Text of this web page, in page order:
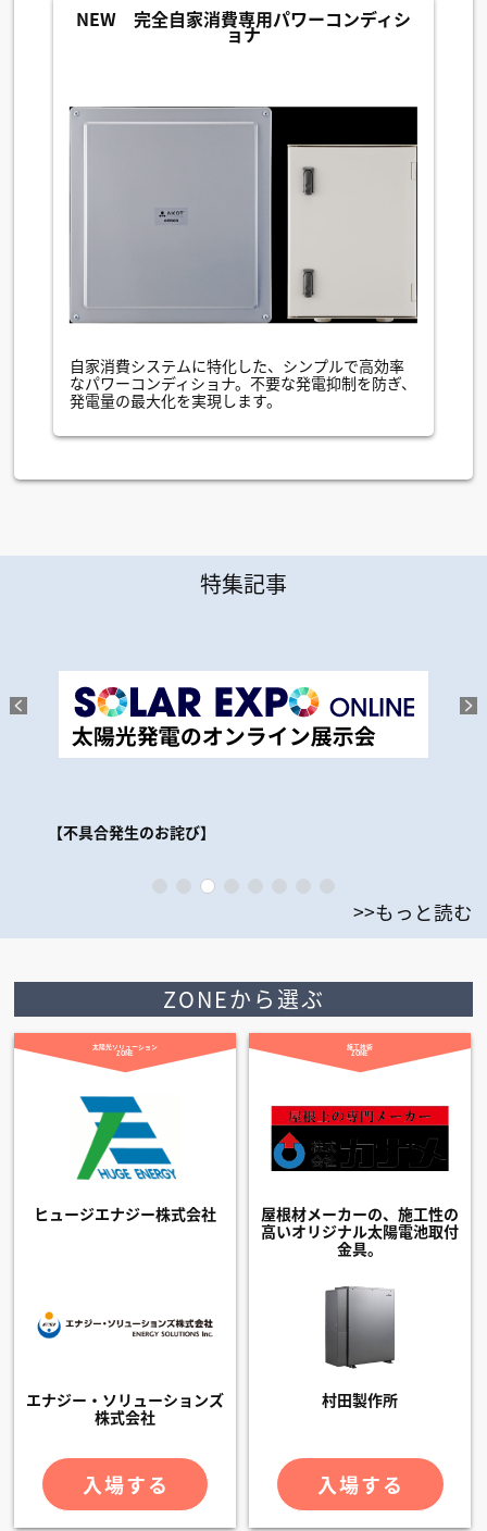
NEW 完全自家消費専用パワーコンディシ
ョナ
自家消費システムに特化した、シンプルで高効率
なパワーコンディショナ。不要な発電抑制を防ぎ、
発電量の最大化を実現します。
特集記事
【不具合発生のお詫び】
>>もっと読む
ZONEから選ぶ
太陽光ソリューション
ZONE
ヒュージエナジー株式会社
エナジー・ソリューションズ
株式会社
入場する
施工技術
ZONE
屋根材メーカーの、施工性の
高いオリジナル太陽電池取付
金具。
村田製作所
入場する